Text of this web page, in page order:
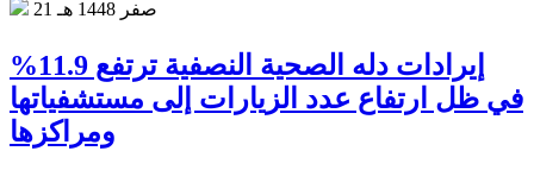
21 صفر 1448 هـ
إيرادات دله الصحية النصفية ترتفع 11.9%
في ظل ارتفاع عدد الزيارات إلى مستشفياتها
ومراكزها